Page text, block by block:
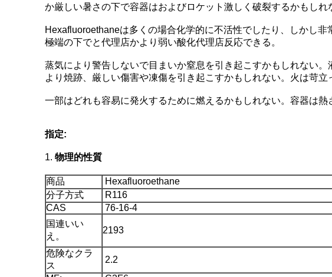
か厳しい暑さの下で容器はおよびロケット激しく破裂するかもしれ
Hexafluoroethaneは多くの場合化学的に不活性でしたり、しかし
極端の下でと代理店かより弱い酸化代理店反応できる。
蒸気により警告しないで目まいか窒息を引き起こすかもしれない
より焼跡、厳しい傷害や凍傷を引き起こすかもしれない。火は苛
一部はどれも容易に発火するために燃えるかもしれない。容器は
指定:
1. 物理的性質
商品
Hexafluoroethane
分子方式
R116
CAS
76-16-4
国連いい
え。
2193
危険なクラ
ス
2.2